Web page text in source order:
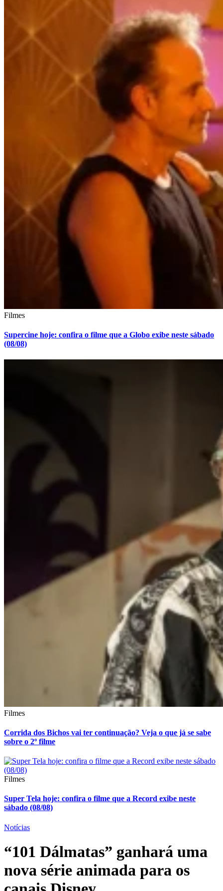
Filmes
Supercine hoje: confira o filme que a Globo exibe neste sábado
(08/08)
Filmes
Corrida dos Bichos vai ter continuação? Veja o que já se sabe
sobre o 2º filme
Filmes
Super Tela hoje: confira o filme que a Record exibe neste
sábado (08/08)
Notícias
“101 Dálmatas” ganhará uma
nova série animada para os